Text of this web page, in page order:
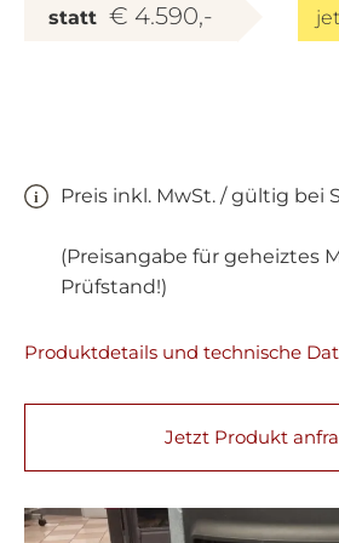
statt € 4.590,-
Preis inkl. MwSt. / gültig bei
(Preisangabe für geheiztes
Prüfstand!)
Produktdetails und technische
Jetzt Produkt